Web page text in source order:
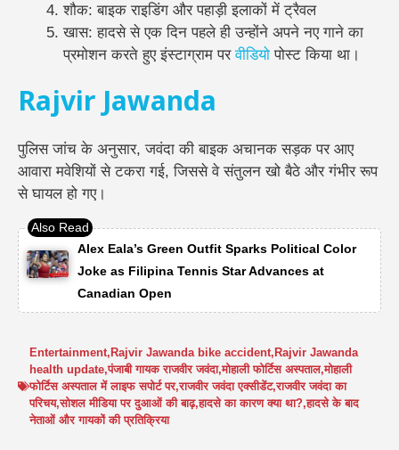
शौक: बाइक राइडिंग और पहाड़ी इलाकों में ट्रैवल
खास: हादसे से एक दिन पहले ही उन्होंने अपने नए गाने का
प्रमोशन करते हुए इंस्टाग्राम परवीडियो पोस्ट किया था।
Rajvir Jawanda
पुलिस जांच के अनुसार, जवंदा की बाइक अचानक सड़क पर आए
आवारा मवेशियों से टकरा गई, जिससे वे संतुलन खो बैठे और गंभीर रूप
से घायल हो गए।
Alex Eala’s Green Outfit Sparks Political Color
Joke as Filipina Tennis Star Advances at
Canadian Open
Entertainment, Rajvir Jawanda bike accident, Rajvir Jawanda
health update,पंजाबी गायक राजवीर जवंदा,मोहाली फोर्टिस अस्पताल,मोहाली
फोर्टिस अस्पताल में लाइफ सपोर्ट पर,राजवीर जवंदा एक्सीडेंट,राजवीर जवंदा का
परिचय,सोशल मीडिया पर दुआओं की बाढ़,हादसे का कारण क्या था?,हादसे के बाद
नेताओं और गायकों की प्रतिक्रिया